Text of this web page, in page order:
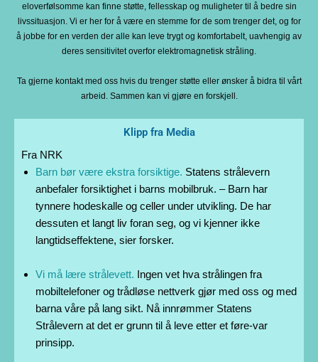
eloverfølsomme kan finne støtte, fellesskap og muligheter til å bedre sin
livssituasjon. Vi er her for å være en stemme for de som trenger det, og for
å jobbe for en verden der alle kan leve trygt og komfortabelt, uavhengig av
deres sensitivitet overfor elektromagnetisk stråling.
Ta gjerne kontakt med oss hvis du trenger støtte eller ønsker å bidra til vårt
arbeid. Sammen kan vi gjøre en forskjell.
Klipp fra Media
Fra NRK
Barn bør være ekstra forsiktige. Statens strålevern
anbefaler forsiktighet i barns mobilbruk. – Barn har
tynnere hodeskalle og celler under utvikling. De har
dessuten et langt liv foran seg, og vi kjenner ikke
langtidseffektene, sier forsker.
Vi må lære strålevett. Ingen vet hva strålingen fra
mobiltelefoner og trådløse nettverk gjør med oss og med
barna våre på lang sikt. Nå innrømmer Statens
Strålevern at det er grunn til å leve etter et føre-var
prinsipp.